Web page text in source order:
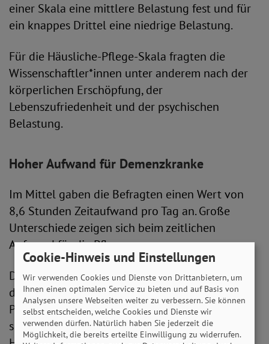
einer Skala eine mittlere Belastung fest und für
ein knappes Drittel eine niedrige Belastung.
Für die Häusliche-Pflege-Skala fragten die
Wissenschaftler*innen unter anderem nach der
körperlichen Erschöpfung, der
Lebenszufriedenheit und der psychischen
Belastung.
Hoher Aufwand für Demenzkranke
Im Mittel gaben die Befragten einen Wert von
8,6 Stunden Zeitaufwand pro Tag an. Große
Unterschiede zeigen sich beim zeitlichen
Aufwand für die Pflege.
Die Hälfte der pflegenden Angehörigen bringen
demnach vier Stunden oder weniger für die
Pflege auf, während ein Viertel täglich mehr als
siebeneinhalb Stunden darauf verwendet.
Cookie-Hinweis und Einstellungen
Wir verwenden Cookies und Dienste von Drittanbietern, um
Ihnen einen optimalen Service zu bieten und auf Basis von
Analysen unsere Webseiten weiter zu verbessern. Sie können
selbst entscheiden, welche Cookies und Dienste wir
verwenden dürfen. Natürlich haben Sie jederzeit die
Möglichkeit, die bereits erteilte Einwilligung zu widerrufen.